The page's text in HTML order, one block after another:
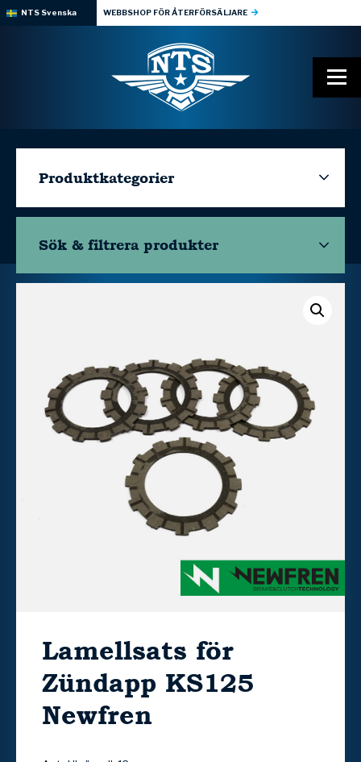
NTS Svenska WEBBSHOP FÖR ÅTERFÖRSÄLJARE
Produktkategorier
Sök & filtrera produkter
Lamellsats för
Zündapp KS125
Newfren